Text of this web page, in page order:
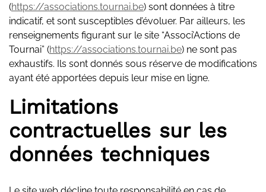
(https://associations.tournai.be) sont données à titre
indicatif, et sont susceptibles d’évoluer. Par ailleurs, les
renseignements figurant sur le site “Associ’Actions de
Tournai” (https://associations.tournai.be) ne sont pas
exhaustifs. Ils sont donnés sous réserve de modifications
ayant été apportées depuis leur mise en ligne.
Limitations
contractuelles sur les
données techniques